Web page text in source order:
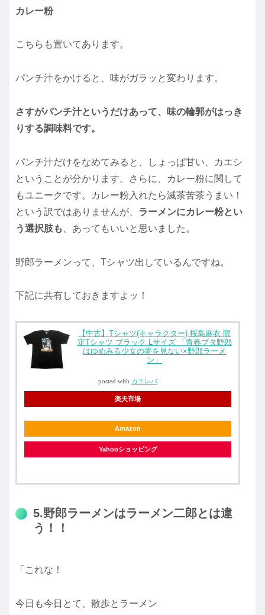
カレー粉
こちらも置いてあります。
パンチ汁をかけると、味がガラッと変わります。
さすがパンチ汁というだけあって、味の輪郭がはっき
りする調味料です。
パンチ汁だけをなめてみると、しょっぱ甘い、カエシ
ということが分かります。さらに、カレー粉に関して
もユニークです。カレー粉入れたら滅茶苦茶うまい！
という訳ではありませんが、 ラーメンにカレー粉とい
う選択肢も
、あってもいいと思いました。
野郎ラーメンって、Tシャツ出しているんですね。
下記に共有しておきますよッ！
【中古】Tシャツ(キャラクター) 桜島麻衣 限
定Tシャツ ブラック Lサイズ 「青春ブタ野郎
はゆめみる少女の夢を見ない×野郎ラーメ
ン」
posted with カエレバ
楽天市場
Amazon
Yahooショッピング
5.野郎ラーメンはラーメン二郎とは違
う！！
「これな！
今日も今日とて、散歩とラーメン